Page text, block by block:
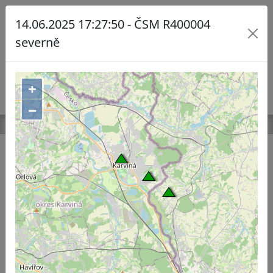
Seismologický
Registrované jevy Přehled povrchových stanic
Tato aplikace slouží k informování veřejnosti o
zaregistrovaných seismických jevech, vzniklých
ve spojitosti s důlní činností OKD, a.s. v oblasti
Ostravsko - Karvinského revíru v
Moravskoslezském kraji. Zveřejněné
informace se týkají seismických jevů
vyvolaných v důsledku důlní činnosti Dolu ČSM
14.06.2025 17:27:50 - ČSM R400004
severně
+
−